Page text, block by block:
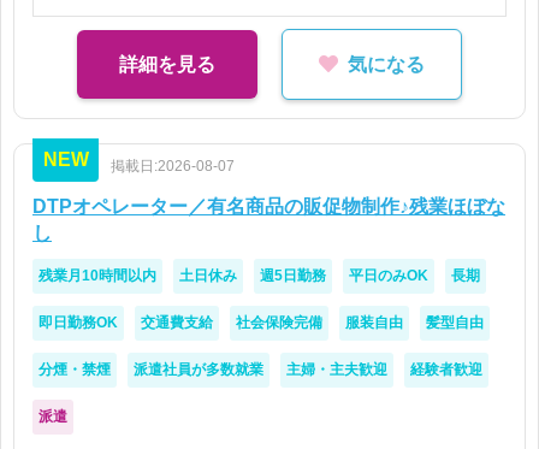
す。
お客様と社内の制作スタッフの間に立ち、コミュニ
ケーションを取りながら広告づくりを進めていきま
方
詳細を見る 気になる
NEW 掲載日:2026-08-07
DTPオペレーター／有名商品の販促物制作♪残業ほぼな
し
残業月10時間以内 土日休み 週5日勤務 平日のみOK 長期
即日勤務OK 交通費支給 社会保険完備 服装自由 髪型自由
分煙・禁煙 派遣社員が多数就業 主婦・主夫歓迎 経験者歓迎
派遣